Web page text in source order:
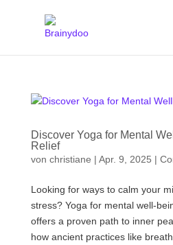
Discover Yoga for Mental
Relief
von christiane | Apr. 9, 2025 |
Looking for ways to calm your
stress? Yoga for mental well-
offers a proven path to inner
how ancient practices like